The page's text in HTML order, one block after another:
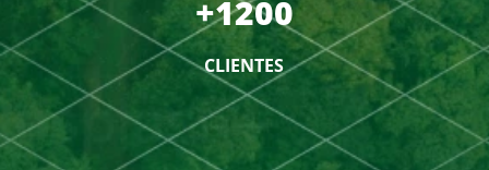
+1200
CLIENTES